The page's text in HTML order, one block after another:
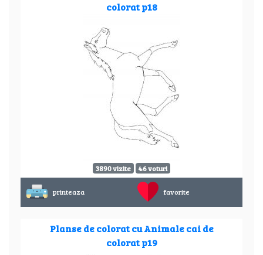
colorat p18
3890 vizite 46 voturi
printeaza favorite
Planse de colorat cu Animale cai de
colorat p19